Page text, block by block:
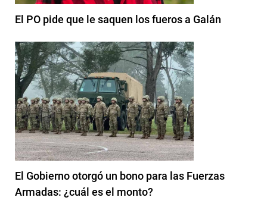
El PO pide que le saquen los fueros a Galán
El Gobierno otorgó un bono para las Fuerzas
Armadas: ¿cuál es el monto?